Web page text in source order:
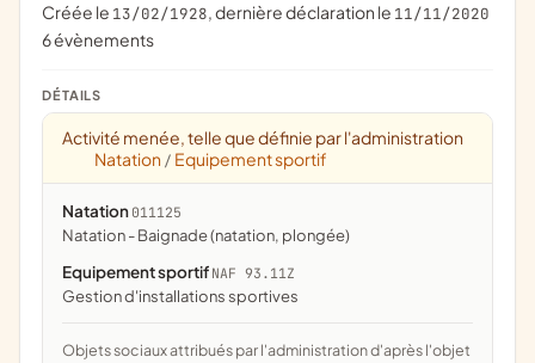
Créée le 13/02/1928, dernière déclaration le 11/11/2020
6 évènements
DÉTAILS
Activité menée, telle que définie par l'administration
Natation / Equipement sportif
Natation 011125
Natation - Baignade (natation, plongée)
Equipement sportif NAF 93.11Z
Gestion d'installations sportives
Objets sociaux attribués par l'administration d'après l'objet